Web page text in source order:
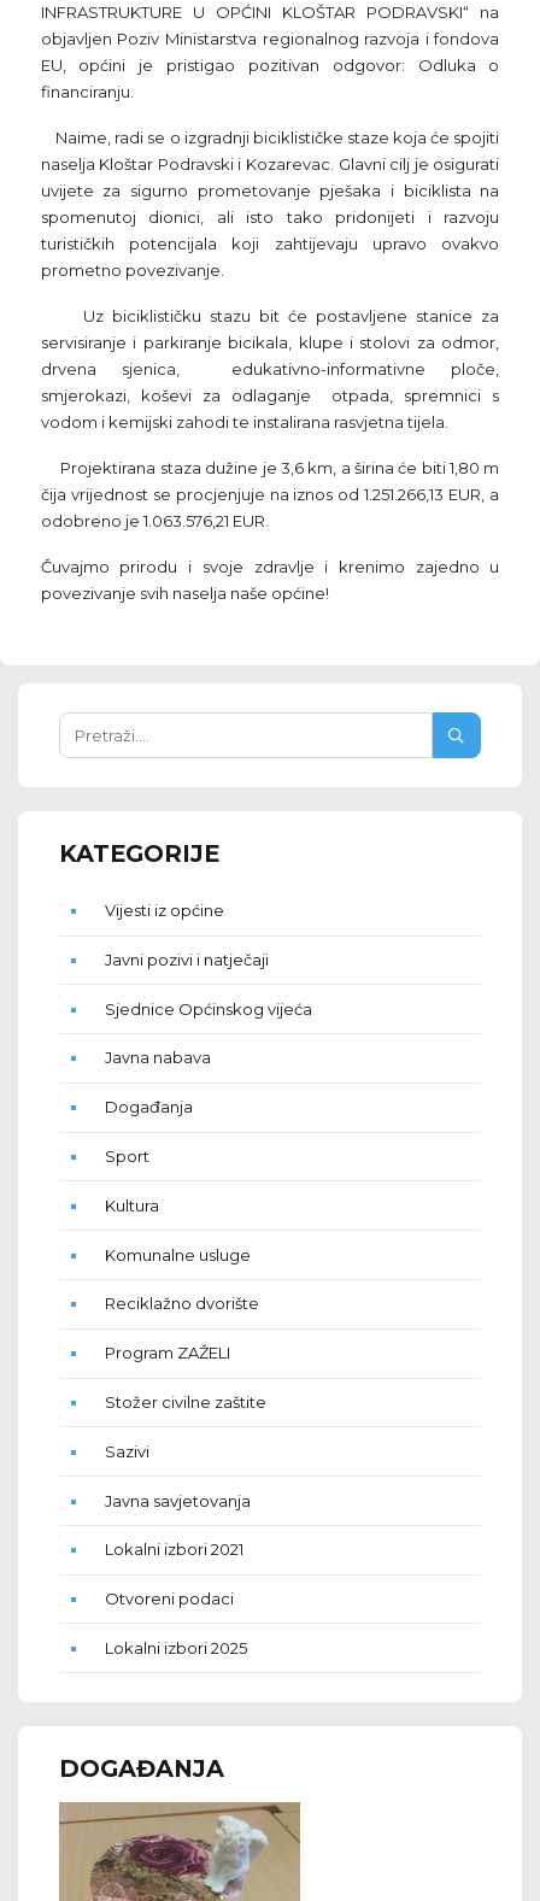
INFRASTRUKTURE U OPĆINI KLOŠTAR PODRAVSKI“ na
objavljen Poziv Ministarstva regionalnog razvoja i fondova
EU, općini je pristigao pozitivan odgovor: Odluka o
financiranju.
Naime, radi se o izgradnji biciklističke staze koja će spojiti
naselja Kloštar Podravski i Kozarevac. Glavni cilj je osigurati
uvijete za sigurno prometovanje pješaka i biciklista na
spomenutoj dionici, ali isto tako pridonijeti i razvoju
turističkih potencijala koji zahtijevaju upravo ovakvo
prometno povezivanje.
Uz biciklističku stazu bit će postavljene stanice za
servisiranje i parkiranje bicikala, klupe i stolovi za odmor,
drvena sjenica, edukativno-informativne ploče,
smjerokazi, koševi za odlaganje otpada, spremnici s
vodom i kemijski zahodi te instalirana rasvjetna tijela.
Projektirana staza dužine je 3,6 km, a širina će biti 1,80 m
čija vrijednost se procjenjuje na iznos od 1.251.266,13 EUR, a
odobreno je 1.063.576,21 EUR.
Čuvajmo prirodu i svoje zdravlje i krenimo zajedno u
povezivanje svih naselja naše općine!
KATEGORIJE
Vijesti iz općine
Javni pozivi i natječaji
Sjednice Općinskog vijeća
Javna nabava
Događanja
Sport
Kultura
Komunalne usluge
Reciklažno dvorište
Program ZAŽELI
Stožer civilne zaštite
Sazivi
Javna savjetovanja
Lokalni izbori 2021
Otvoreni podaci
Lokalni izbori 2025
DOGAĐANJA